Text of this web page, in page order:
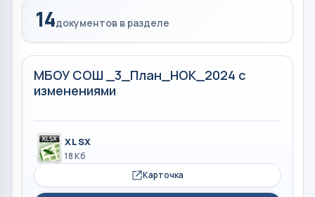
14документов в разделе
МБОУ СОШ _3_План_НОК_2024 с
изменениями
XLSX
18 Кб
Карточка